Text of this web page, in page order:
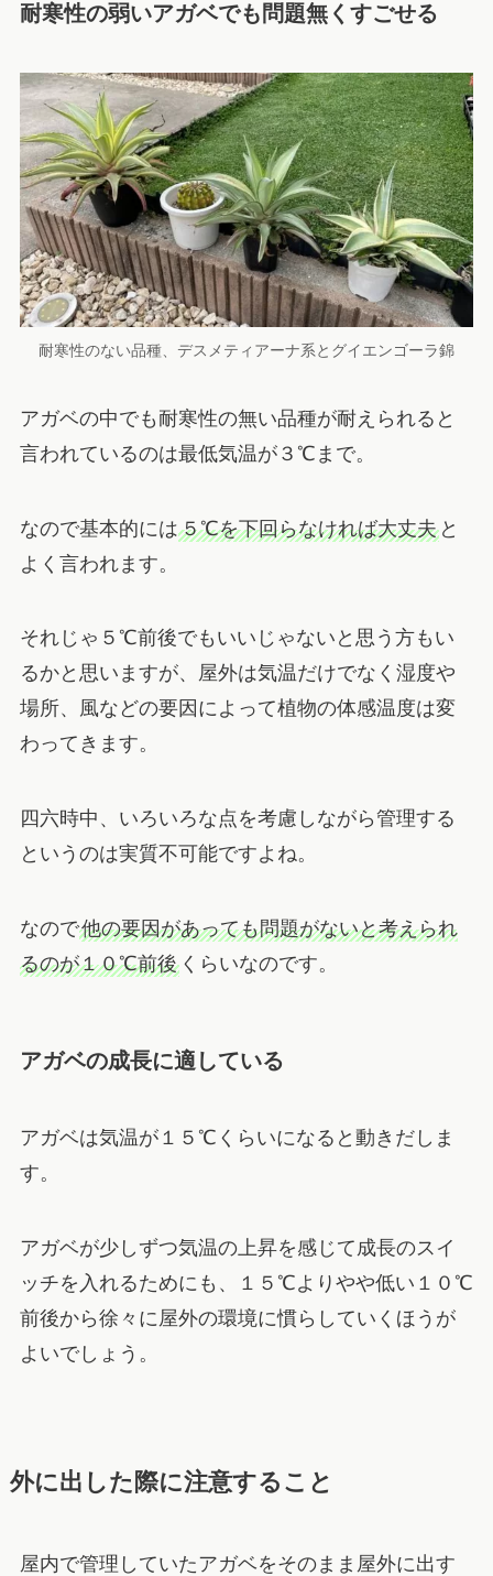
耐寒性の弱いアガベでも問題無くすごせる
耐寒性のない品種、デスメティアーナ系とグイエンゴーラ錦
アガベの中でも耐寒性の無い品種が耐えられると
言われているのは最低気温が３℃まで。
なので基本的には５℃を下回らなければ大丈夫と
よく言われます。
それじゃ５℃前後でもいいじゃないと思う方もい
るかと思いますが、屋外は気温だけでなく湿度や
場所、風などの要因によって植物の体感温度は変
わってきます。
四六時中、いろいろな点を考慮しながら管理する
というのは実質不可能ですよね。
なので他の要因があっても問題がないと考えられ
るのが１０℃前後くらいなのです。
アガベの成長に適している
アガベは気温が１５℃くらいになると動きだしま
す。
アガベが少しずつ気温の上昇を感じて成長のスイ
ッチを入れるためにも、１５℃よりやや低い１０℃
前後から徐々に屋外の環境に慣らしていくほうが
よいでしょう。
外に出した際に注意すること
屋内で管理していたアガベをそのまま屋外に出す